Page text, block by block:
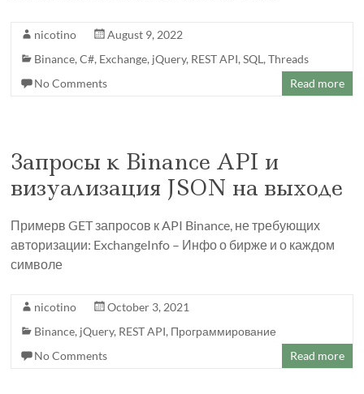
nicotino
August 9, 2022
Binance,C#, Exchange, jQuery, REST API,SQL ,Threads
No Comments
Read more
Запросы к Binance API и
визуализация JSON на выходе
Примерв GET запросов к API Binance, не требующих
авторизации: ExchangeInfo – Инфо о бирже и о каждом
символе
nicotino
October 3, 2021
Binance, jQuery, REST API, Программирование
No Comments
Read more